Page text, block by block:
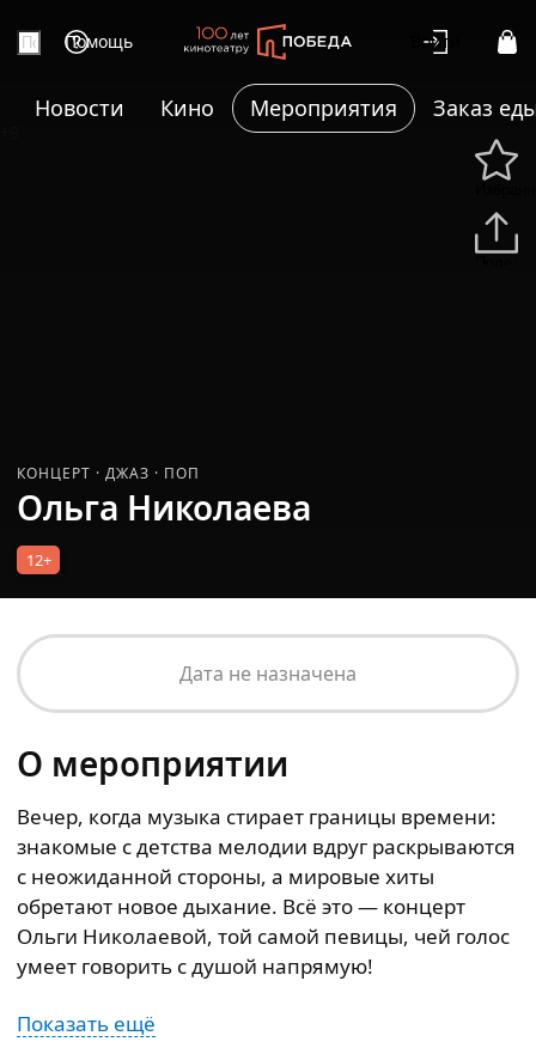
Помощь Войти
Новости Кино Мероприятия Заказ
КОНЦЕРТ · ДЖАЗ · ПОП
Ольга Николаева
12+
Дата не назначена
О мероприятии
Вечер, когда музыка стирает границы времени:
знакомые с детства мелодии вдруг раскрываются
с неожиданной стороны, а мировые хиты
обретают новое дыхание. Всё это — концерт
Ольги Николаевой, той самой певицы, чей голос
умеет говорить с душой напрямую!
Показать ещё